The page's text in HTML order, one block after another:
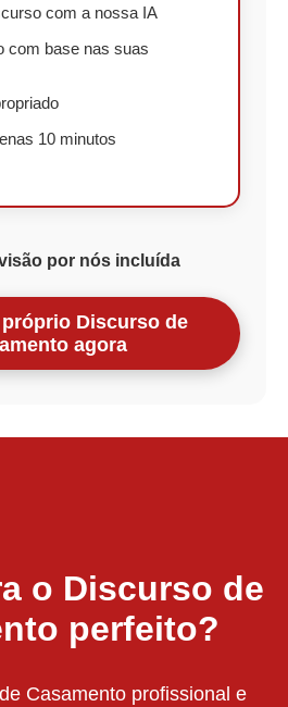
com a nossa IA
com base nas suas
10 minutos
por nós incluída
Discurso de
agora
o Discurso de
perfeito?
Casamento profissional e